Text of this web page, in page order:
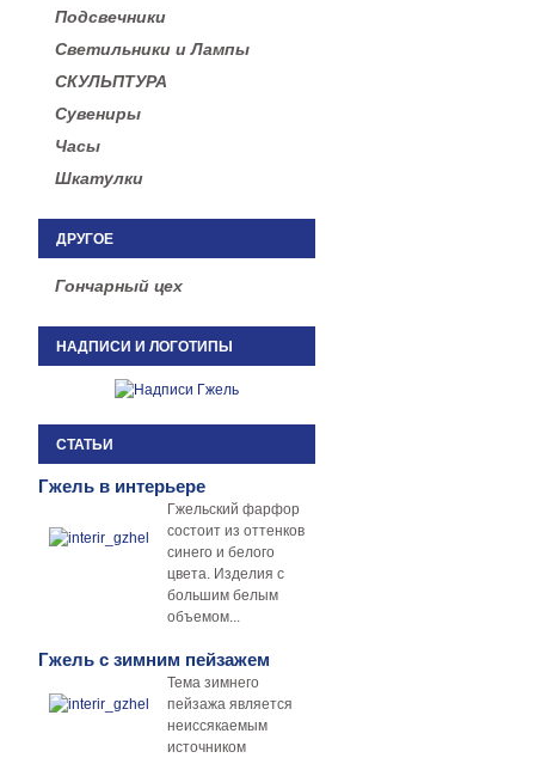
Подсвечники
Светильники и Лампы
СКУЛЬПТУРА
Сувениры
Часы
Шкатулки
ДРУГОЕ
Гончарный цех
НАДПИСИ И ЛОГОТИПЫ
СТАТЬИ
Гжель в интерьере
Гжельский фарфор
состоит из оттенков
синего и белого
цвета. Изделия с
большим белым
объемом...
Гжель с зимним пейзажем
Тема зимнего
пейзажа является
неиссякаемым
источником